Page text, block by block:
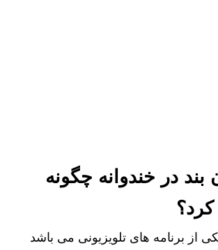
بند در خندوانه چگونه
از برنامه‌ های تلویزیونی می باشد